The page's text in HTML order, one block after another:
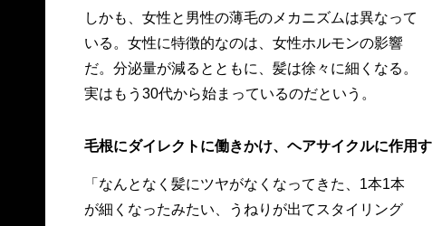
しかも、女性と男性の薄毛のメカニズムは異なって
いる。女性に特徴的なのは、女性ホルモンの影響
だ。分泌量が減るとともに、髪は徐々に細くなる。
実はもう30代から始まっているのだという。
毛根にダイレクトに働きかけ、ヘアサイクルに作用す
「なんとなく髪にツヤがなくなってきた、1本1本
が細くなったみたい、うねりが出てスタイリング